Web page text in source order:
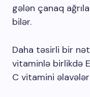
gələn çanaq
bilər.
Daha təsirli bir
vitaminlə birlikdə
C vitamini